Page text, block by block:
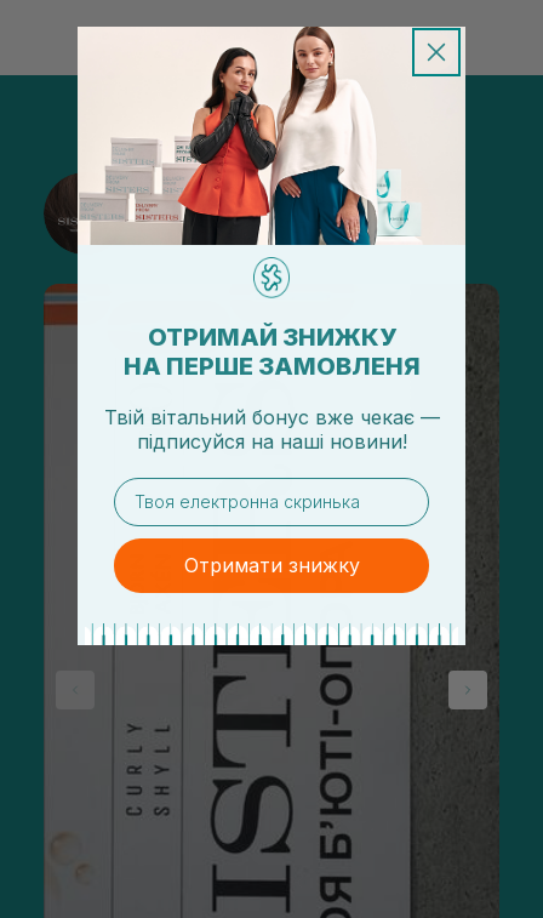
@sisters_stelmakh в Instagram
Подписаться
ОТРИМАЙ ЗНИЖКУ
НА ПЕРШЕ ЗАМОВЛЕНЯ
Твій вітальний бонус вже чекає —
підписуйся на наші новини!
email
Отримати знижку